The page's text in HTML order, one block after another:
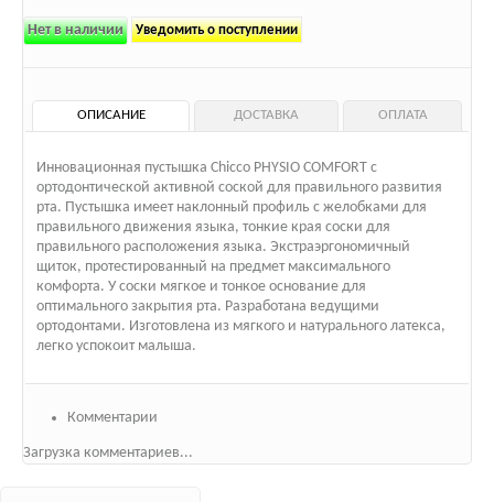
Нет в наличии Уведомить о поступлении
ОПИСАНИЕ ДОСТАВКА ОПЛАТА
Инновационная пустышка Chicco PHYSIO COMFORT с
ортодонтической активной соской для правильного развития
рта. Пустышка имеет наклонный профиль с желобками для
правильного движения языка, тонкие края соски для
правильного расположения языка. Экстраэргономичный
щиток, протестированный на предмет максимального
комфорта. У соски мягкое и тонкое основание для
оптимального закрытия рта. Разработана ведущими
ортодонтами. Изготовлена из мягкого и натурального латекса,
легко успокоит малыша.
Комментарии
Загрузка комментариев...